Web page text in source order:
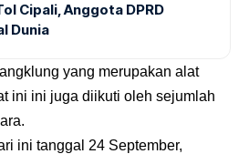
Cipali, Anggota DPRD
Dunia
yang merupakan alat
ini ini juga diikuti oleh sejumlah
ini tanggal 24 September,